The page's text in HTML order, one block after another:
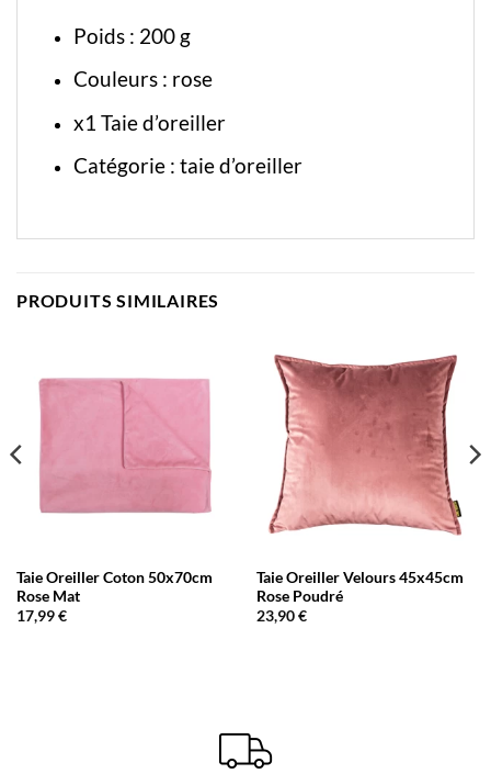
Poids : 200 g
Couleurs : rose
x1 Taie d’oreiller
Catégorie : taie d’oreiller
PRODUITS SIMILAIRES
Taie Oreiller Coton 50x70cm
Rose Mat
17,99€
Taie Oreiller Velours 45x45cm
Rose Poudré
23,90€